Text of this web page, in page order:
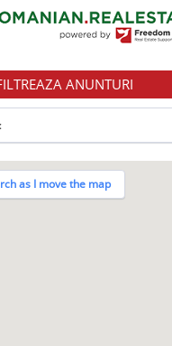
ANUNTURI
as I move the map